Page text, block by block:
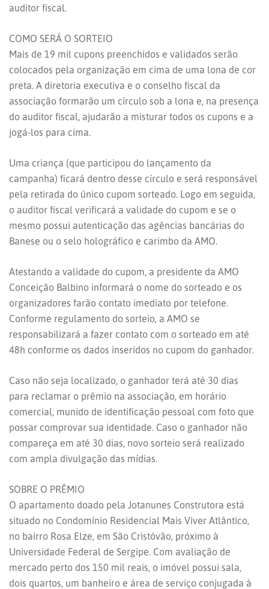
auditor fiscal.
COMO SERÁ O SORTEIO
Mais de 19 mil cupons preenchidos e validados serão
colocados pela organização em cima de uma lona de cor
preta. A diretoria executiva e o conselho fiscal da
associação formarão um círculo sob a lona e, na presença
do auditor fiscal, ajudarão a misturar todos os cupons e a
jogá-los para cima.
Uma criança (que participou do lançamento da
campanha) ficará dentro desse círculo e será responsável
pela retirada do único cupom sorteado. Logo em seguida,
o auditor fiscal verificará a validade do cupom e se o
mesmo possui autenticação das agências bancárias do
Banese ou o selo holográfico e carimbo da AMO.
Atestando a validade do cupom, a presidente da AMO
Conceição Balbino informará o nome do sorteado e os
organizadores farão contato imediato por telefone.
Conforme regulamento do sorteio, a AMO se
responsabilizará a fazer contato com o sorteado em até
48h conforme os dados inseridos no cupom do ganhador.
Caso não seja localizado, o ganhador terá até 30 dias
para reclamar o prêmio na associação, em horário
comercial, munido de identificação pessoal com foto que
possar comprovar sua identidade. Caso o ganhador não
compareça em até 30 dias, novo sorteio será realizado
com ampla divulgação das mídias.
SOBRE O PRÊMIO
O apartamento doado pela Jotanunes Construtora está
situado no Condomínio Residencial Mais Viver Atlântico,
no bairro Rosa Elze, em São Cristóvão, próximo à
Universidade Federal de Sergipe. Com avaliação de
mercado perto dos 150 mil reais, o imóvel possui sala,
dois quartos, um banheiro e área de serviço conjugada à